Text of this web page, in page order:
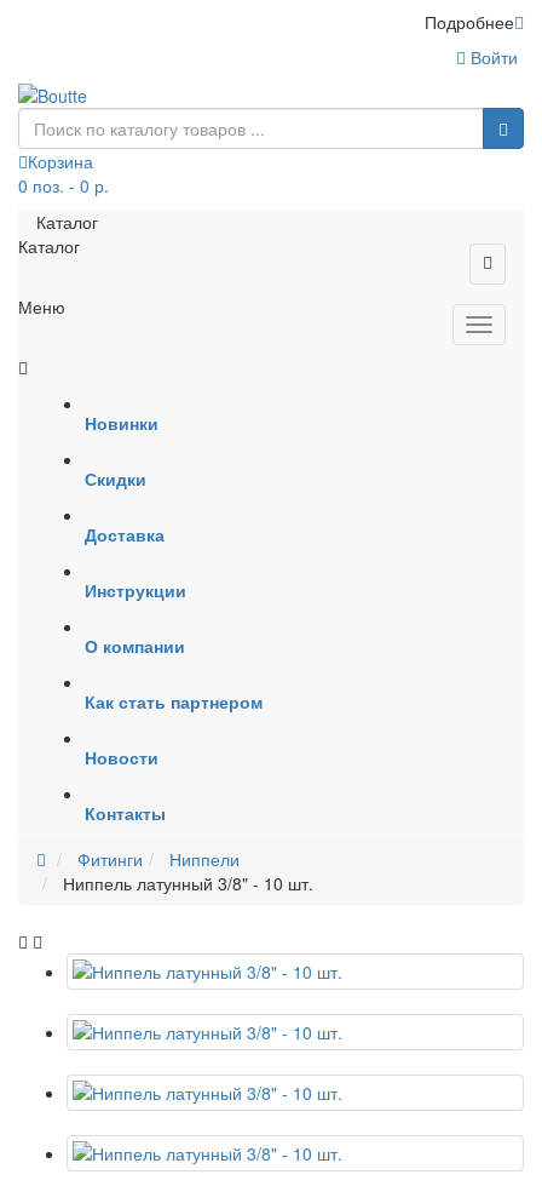
Подробнее
Войти
Корзина
0 поз. - 0 р.
Каталог
Каталог
Меню
Новинки
Скидки
Доставка
Инструкции
О компании
Как стать партнером
Новости
Контакты
Фитинги
Ниппели
Ниппель латунный 3/8" - 10 шт.